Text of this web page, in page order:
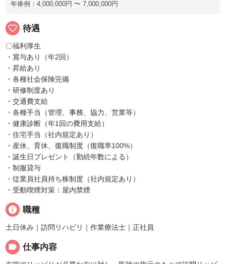
年俸例：4,000,000円 〜 7,000,000円
favorite_border 待遇
〇福利厚生
・賞与あり（年2回）
・昇給あり
・各種社会保険完備
・研修制度あり
・交通費支給
・各種手当（管理、事務、協力、営業等）
・健康診断（年1回の費用支給）
・住宅手当（社内規定あり）
・産休、育休、復職制度（復職率100%）
・誕生日プレゼント（勤続年数による）
・制服貸与
・従業員社員持ち株制度（社内規定あり）
・受動喫煙対策：屋内禁煙
info 職種
土日休み｜訪問リハビリ｜作業療法士｜正社員
label 仕事内容